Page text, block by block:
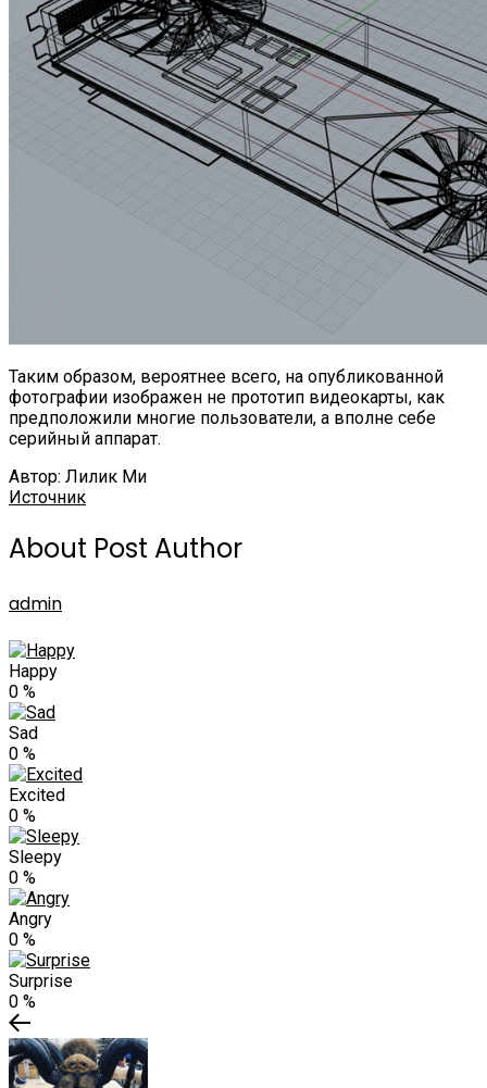
Таким образом, вероятнее всего, на опубликованной
фотографии изображен не прототип видеокарты, как
предположили многие пользователи, а вполне себе
серийный аппарат.
Автор: Лилик Ми
Источник
About Post Author
admin
Happy
0 %
Sad
0 %
Excited
0 %
Sleepy
0 %
Angry
0 %
Surprise
0 %